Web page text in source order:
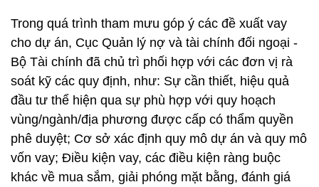
Trong quá trình tham mưu góp ý các đề xuất vay
cho dự án, Cục Quản lý nợ và tài chính đối ngoại -
Bộ Tài chính đã chủ trì phối hợp với các đơn vị rà
soát kỹ các quy định, như: Sự cần thiết, hiệu quả
đầu tư thể hiện qua sự phù hợp với quy hoạch
vùng/ngành/địa phương được cấp có thẩm quyền
phê duyệt; Cơ sở xác định quy mô dự án và quy mô
vốn vay; Điều kiện vay, các điều kiện ràng buộc
khác về mua sắm, giải phóng mặt bằng, đánh giá